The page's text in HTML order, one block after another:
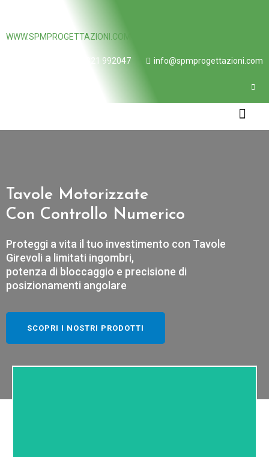
WWW.SPMPROGETTAZIONI.COM
+39 0321 992047 info@spmprogettazioni.com
Tavole Motorizzate
Con Controllo Numerico
Proteggi a vita il tuo investimento con Tavole
Girevoli a limitati ingombri,
potenza di bloccaggio e precisione di
posizionamenti angolare
SCOPRI I NOSTRI PRODOTTI